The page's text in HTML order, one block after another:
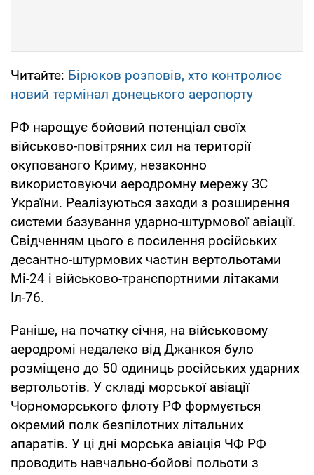
Читайте: Бірюков розповів, хто контролює
новий термінал донецького аеропорту
РФ нарощує бойовий потенціал своїх
військово-повітряних сил на території
окупованого Криму, незаконно
використовуючи аеродромну мережу ЗС
України. Реалізуються заходи з розширення
системи базування ударно-штурмової авіації.
Свідченням цього є посилення російських
десантно-штурмових частин вертольотами
Мі-24 і військово-транспортними літаками
Іл-76.
Раніше, на початку січня, на військовому
аеродромі недалеко від Джанкоя було
розміщено до 50 одиниць російських ударних
вертольотів. У складі морської авіації
Чорноморського флоту РФ формується
окремий полк безпілотних літальних
апаратів. У ці дні морська авіація ЧФ РФ
проводить навчально-бойові польоти з